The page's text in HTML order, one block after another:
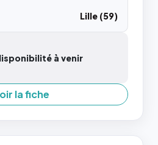
Lille (59)
à venir
la fiche